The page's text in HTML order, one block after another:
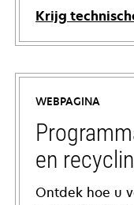
Krijg
opens
in
new
tab
WEBPAGINA
en
Ontdek hoe u